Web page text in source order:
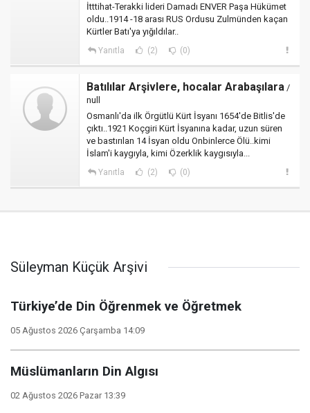
İtttihat-Terakki lideri Damadı ENVER Paşa Hükümet
oldu..1914 -18 arası RUS Ordusu Zulmünden kaçan
Kürtler Batı'ya yığıldılar..
Yanıtla (2) (0)
Batılılar Arşivlere, hocalar Arabaşılara /
null
Osmanlı'da ilk Örgütlü Kürt İsyanı 1654'de Bitlis'de
çıktı..1921 Koçgiri Kürt İsyanına kadar, uzun süren
ve bastırılan 14 İsyan oldu Onbinlerce Ölü..kimi
İslam'i kaygıyla, kimi Özerklik kaygısıyla...
Yanıtla (2) (0)
Süleyman Küçük Arşivi
Türkiye’de Din Öğrenmek ve Öğretmek
05 Ağustos 2026 Çarşamba 14:09
Müslümanların Din Algısı
02 Ağustos 2026 Pazar 13:39